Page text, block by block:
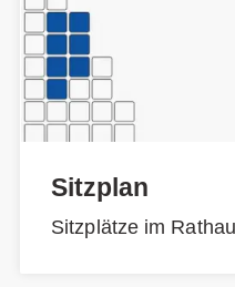
Sitzplan
Sitzplätze im